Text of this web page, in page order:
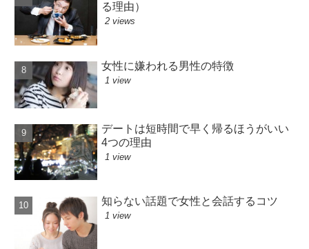
る理由）
2 views
女性に嫌われる男性の特徴
1 view
デートは短時間で早く帰るほうがいい
4つの理由
1 view
知らない話題で女性と会話するコツ
1 view